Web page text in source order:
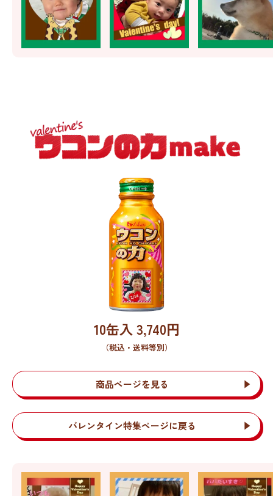
10缶入 3,740円
（税込・送料等別）
商品ページを見る
バレンタイン特集ページに戻る